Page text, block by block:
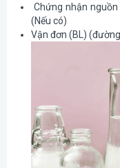
Chứng nhận
(Nếu có)
Vận đơn (BL)